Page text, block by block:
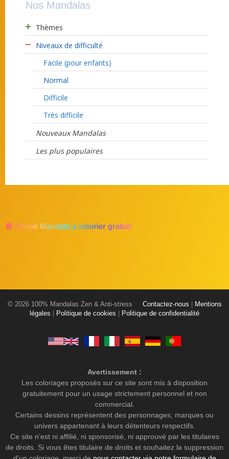
Nos Mandalas
Thèmes
Niveaux de difficulté
Facile (pour enfants)
Normal
Difficile
Très difficile
Nouveaux Mandalas
Les plus populaires
📘 Ebook Mandala à colorier gratuit
© 2026 100% Mandalas Zen & Anti-stress Contactez-nous
Mentions
légales
Politique de cookies Politique de confidentialité
Avertissement :
Les coloriages proposés sur ce site sont mis à disposition
gratuitement pour un usage strictement personnel et non
commercial.
Certains dessins représentent des personnages, marques ou
univers appartenant à leurs détenteurs respectifs.
Ce site n’est ni affilié, ni sponsorisé, ni approuvé par les titulaires
de droits. Si vous êtes titulaire de droits et souhaitez la suppression